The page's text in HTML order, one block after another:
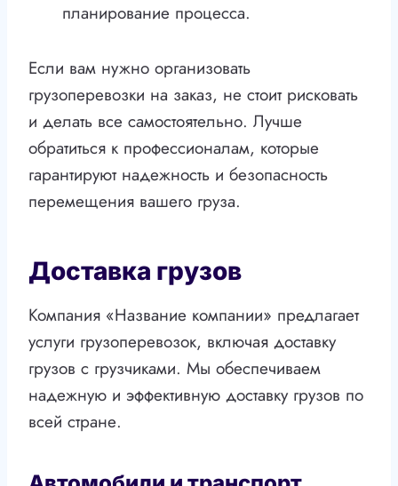
планирование процесса.
Если вам нужно организовать
грузоперевозки на заказ, не стоит рисковать
и делать все самостоятельно. Лучше
обратиться к профессионалам, которые
гарантируют надежность и безопасность
перемещения вашего груза.
Доставка грузов
Компания «Название компании» предлагает
услуги грузоперевозок, включая доставку
грузов с грузчиками. Мы обеспечиваем
надежную и эффективную доставку грузов по
всей стране.